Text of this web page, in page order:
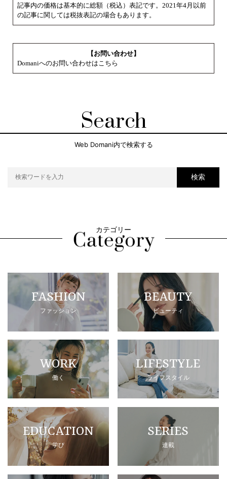
記事内の価格は基本的に総額（税込）表記です。2021年4月以前
の記事に関しては税抜表記の場合もあります。
【お問い合わせ】
Domaniへのお問い合わせはこちら
Search
Web Domani内で検索する
検索
カテゴリー
FASHION
ファッション
BEAUTY
ビューティ
WORK
働く
LIFESTYLE
ライフスタイル
EDUCATION
学び
SERIES
連載